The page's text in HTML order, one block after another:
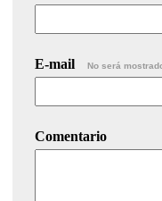
E-mail No será
Comentario